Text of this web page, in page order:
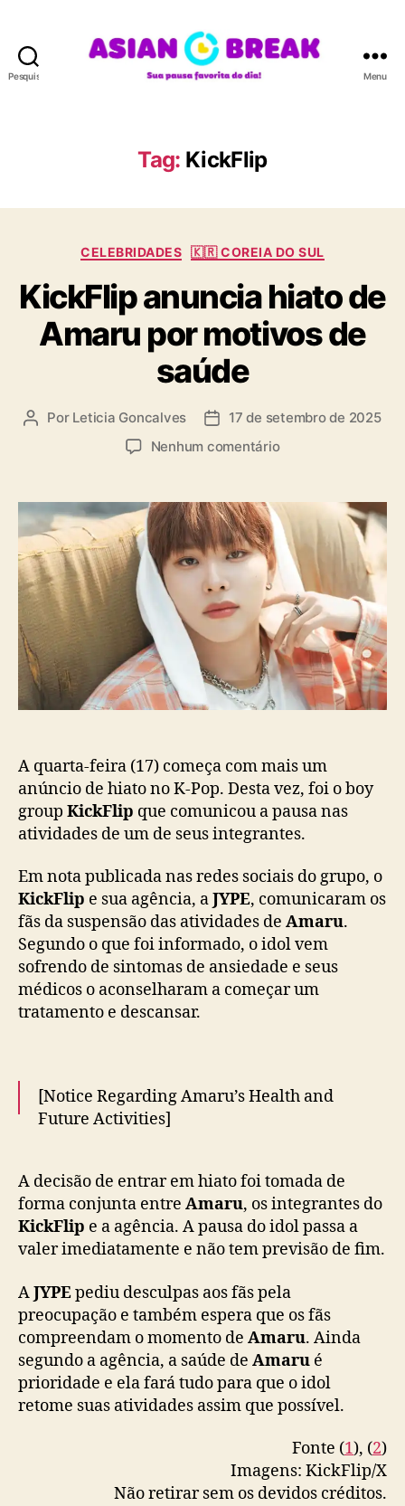
Pesquisar
A
N
R
A
Menu
Tag: KickFlip
C
t
e
g
o
r
i
a
s
CELEBRIDADES 🇰🇷 COREIA DO SUL
KickFlip anuncia hiato de
Amaru por motivos de
saúde
A
r
d
o
p
o
s
t
Por Leticia Goncalves
D
d
e
p
u
l
i
c
ç
17 de setembro de 2025
Nenhum comentárioe
i
c
k
F
i
p
a
n
u
a
h
i
t
d
e
A
m
a
r
o
o
s
d
e
a
ú
d
e
A quarta-feira (17) começa com mais um
anúncio de hiato no K-Pop. Desta vez, foi o boy
group KickFlip que comunicou a pausa nas
atividades de um de seus integrantes.
Em nota publicada nas redes sociais do grupo, o
KickFlip e sua agência, aJYPE, comunicaram os
fãs da suspensão das atividades de Amaru.
Segundo o que foi informado, o idol vem
sofrendo de sintomas de ansiedade e seus
médicos o aconselharam a começar um
tratamento e descansar.
[Notice Regarding Amaru’s Health and
Future Activities]
We would like to inform you regarding
KickFlip member Amaru’s health and his
future activities.
Amaru has recently experienced symptoms
of psychological anxiety and, after receiving
professional…
— KickFlip (@kickflip_jype) September 17,
2025
A decisão de entrar em hiato foi tomada de
forma conjunta entre Amaru, os integrantes do
KickFlip e a agência. A pausa do idol passa a
valer imediatamente e não tem previsão de fim.
AJYPEpediu desculpas aos fãs pela
preocupação e também espera que os fãs
compreendam o momento de Amaru. Ainda
segundo a agência, a saúde de Amaru é
prioridade e ela fará tudo para que o idol
retome suas atividades assim que possível.
Fonte (1), (2)
Imagens: KickFlip/X
Não retirar sem os devidos créditos.